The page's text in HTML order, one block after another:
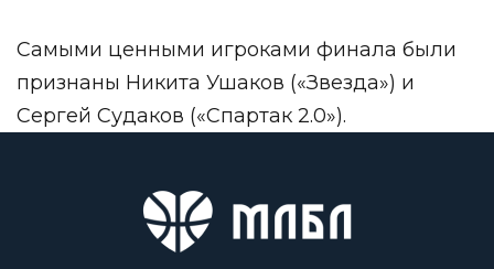
Самыми ценными игроками финала были
признаны Никита Ушаков («Звезда») и
Сергей Судаков («Спартак 2.0»).